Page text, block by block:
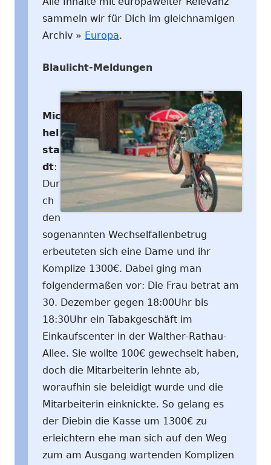
sammeln wir für Dich im gleichnamigen
Archiv » Europa.
Blaulicht-Meldungen
Mic
hel
sta
dt:
Dur
ch
den
sogenannten Wechselfallenbetrug
erbeuteten sich eine Dame und ihr
Komplize 1300€. Dabei ging man
folgendermaßen vor: Die Frau betrat am
30. Dezember gegen 18:00Uhr bis
18:30Uhr ein Tabakgeschäft im
Einkaufscenter in der Walther-Rathau-
Allee. Sie wollte 100€ gewechselt haben,
doch die Mitarbeiterin lehnte ab,
woraufhin sie beleidigt wurde und die
Mitarbeiterin einknickte. So gelang es
der Diebin die Kasse um 1300€ zu
erleichtern ehe man sich auf den Weg
zum am Ausgang wartenden Komplizen